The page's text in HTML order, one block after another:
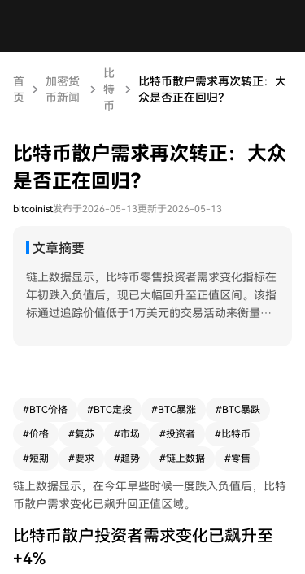
首
页
加密货
币新闻
比
特
币
比特币散户需求再次转正：大
众是否正在回归？
比特币散户需求再次转正：大众
是否正在回归？
bitcoinist发布于2026-05-13更新于2026-05-13
文章摘要
链上数据显示，比特币零售投资者需求变化指标在
年初跌入负值后，现已大幅回升至正值区间。该指
标通过追踪价值低于1万美元的交易活动来衡量散
水平。 另一方面，近期价格复苏也改善了短期持
损状态的比例已从高位降至约38%。截至发稿时，
比特币价格约在80,700美元附近，过去一周小幅下
及散户是否会全面回归。
#BTC价格 #BTC定投 #BTC暴涨 #BTC暴跌
#价格 #复苏 #市场 #投资者 #比特币
#短期 #要求 #趋势 #链上数据 #零售
链上数据显示，在今年早些时候一度跌入负值后，比特
币散户需求变化已飙升回正值区域。
比特币散户投资者需求变化已飙升至
+4%